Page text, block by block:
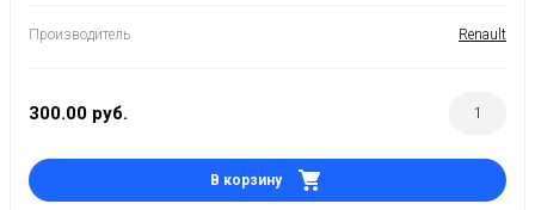
Производитель Renault
300.00 руб.
В корзину